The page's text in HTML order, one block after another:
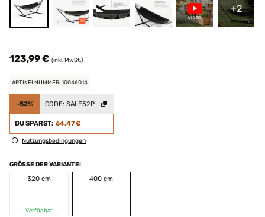
+2
123,99 € (inkl. MwSt.)
ARTIKELNUMMER: 10046014
-52% CODE: SALE52P
DU SPARST: 64,47 €
Nutzungsbedingungen
GRÖSSE DER VARIANTE:
320 cm
Verfügbar
400 cm